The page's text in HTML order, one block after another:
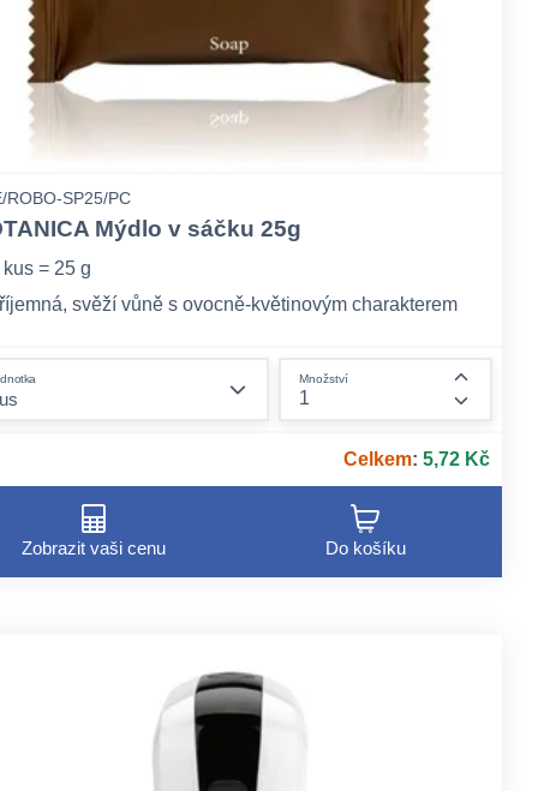
ROBO-SP25/PC
Mýdlo v sáčku 25g
kus = 25 g
svěží vůně s ovocně-květinovým charakterem
Množství
Celkem: 5,72 Kč
Zobrazit vaši cenu Do košíku